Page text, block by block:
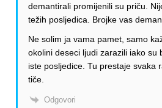
demantirali promijenili su priču.
težih posljedica. Brojke vas
Ne solim ja vama pamet, samo
okolini deseci ljudi zarazili iako su
iste posljedice. Tu prestaje svaka
tiče.
Odgovori